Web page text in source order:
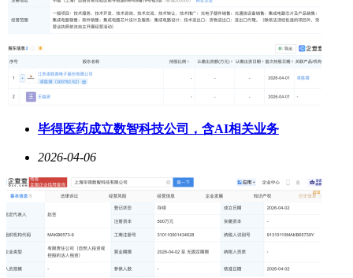
毕得医药成立数智科技公司，含AI相关业务
2026-04-06